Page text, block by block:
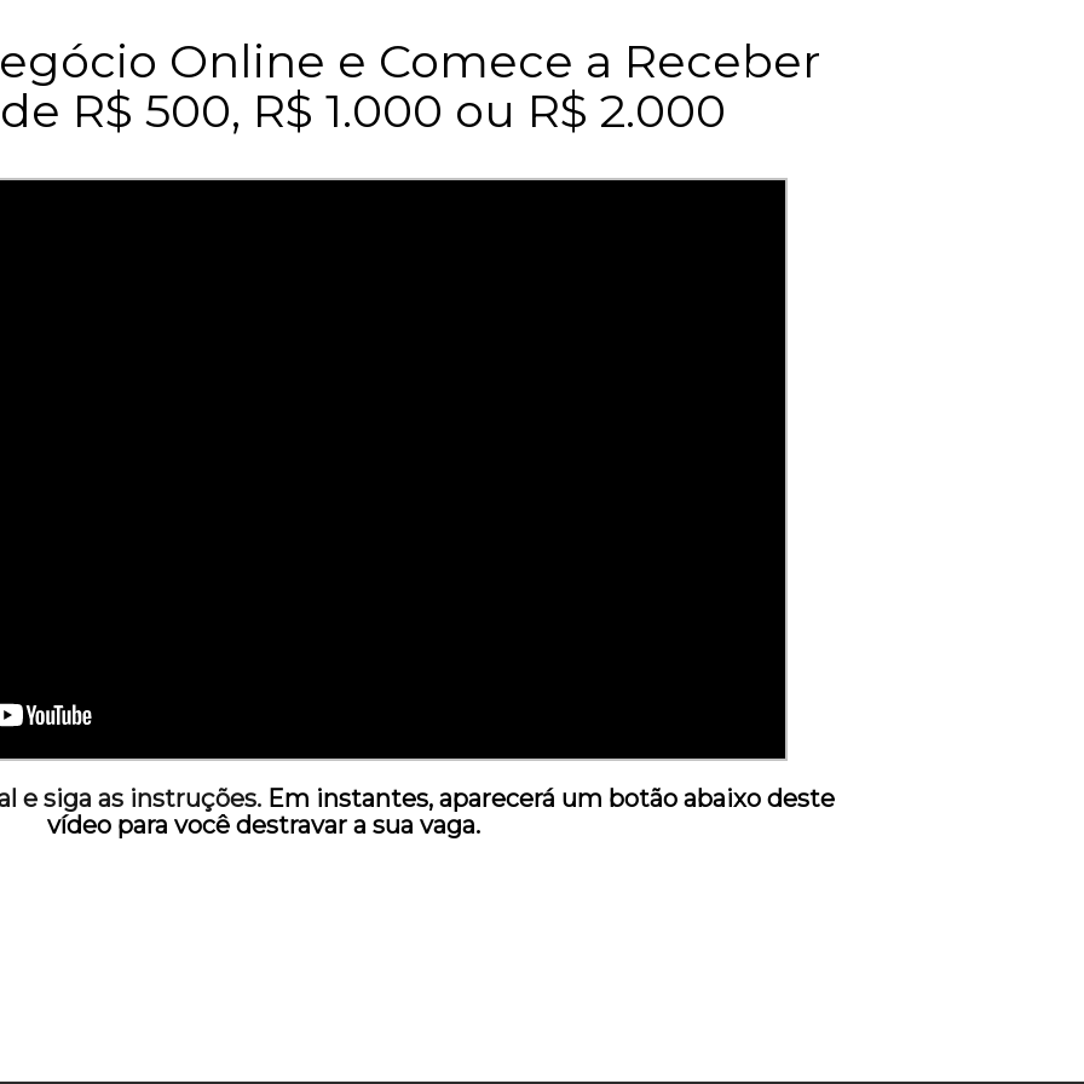
Online e Comece a Receber
R$ 500, R$ 1.000 ou R$ 2.000
ao vídeo até o final e siga as instruções.